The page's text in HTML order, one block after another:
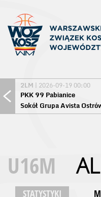
2LM | 2026-09-19 00:00
PKK 99 Pabianice
U16M
STATYSTYKI